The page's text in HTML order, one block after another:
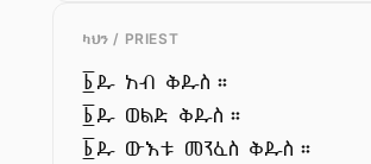
ካህን / PRIEST
፩ዱ አብ ቅዱስ።
፩ዱ ወልድ ቅዱስ።
፩ዱ ውእቱ መንፈስ ቅዱስ።